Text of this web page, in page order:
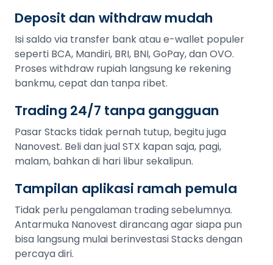
Deposit dan withdraw mudah
Isi saldo via transfer bank atau e-wallet populer
seperti BCA, Mandiri, BRI, BNI, GoPay, dan OVO.
Proses withdraw rupiah langsung ke rekening
bankmu, cepat dan tanpa ribet.
Trading 24/7 tanpa gangguan
Pasar Stacks tidak pernah tutup, begitu juga
Nanovest. Beli dan jual STX kapan saja, pagi,
malam, bahkan di hari libur sekalipun.
Tampilan aplikasi ramah pemula
Tidak perlu pengalaman trading sebelumnya.
Antarmuka Nanovest dirancang agar siapa pun
bisa langsung mulai berinvestasi Stacks dengan
percaya diri.